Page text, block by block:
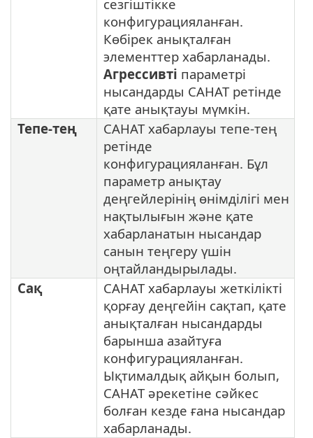
сезгіштікке
конфигурацияланған.
Көбірек анықталған
элементтер хабарланады.
Агрессивті параметрі
нысандарды САНАТ ретінде
қате анықтауы мүмкін.
Тепе-тең
САНАТ хабарлауы тепе-тең
ретінде
конфигурацияланған. Бұл
параметр анықтау
деңгейлерінің өнімділігі мен
нақтылығын және қате
хабарланатын нысандар
санын теңгеру үшін
оңтайландырылады.
Сақ
САНАТ хабарлауы жеткілікті
қорғау деңгейін сақтап, қате
анықталған нысандарды
барынша азайтуға
конфигурацияланған.
Ықтималдық айқын болып,
САНАТ әрекетіне сәйкес
болған кезде ғана нысандар
хабарланады.